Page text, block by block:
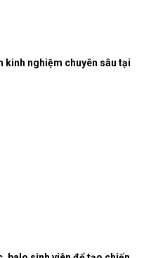
kinh nghiệm chuyên sâu tại